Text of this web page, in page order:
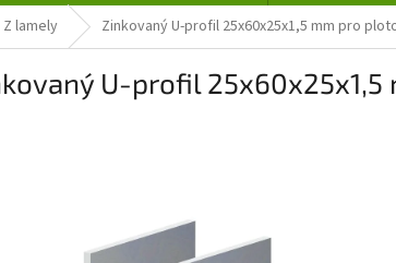
lamely Zinkovaný U-profil 25x60x25x1,5 mm pro
U-profil